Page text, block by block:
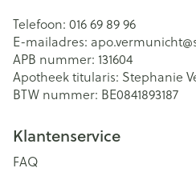
Telefoon: 016 69 89 96
E-mailadres: apo.vermunicht@
APB nummer: 131604
Apotheek titularis: Stephanie
BTW nummer: BE0841893187
Klantenservice
FAQ